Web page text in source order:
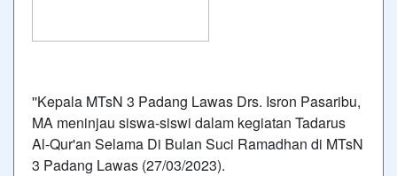
''Kepala MTsN 3 Padang Lawas Drs. Isron Pasaribu,
MA meninjau siswa-siswi dalam kegiatan Tadarus
Al-Qur'an Selama Di Bulan Suci Ramadhan di MTsN
3 Padang Lawas (27/03/2023).